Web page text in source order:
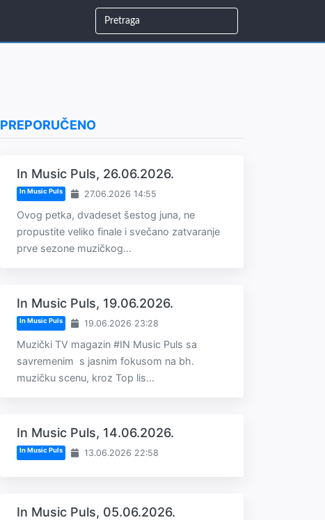
PREPORUČENO
In Music Puls, 26.06.2026.
In Music Puls 27.06.2026 14:55
Ovog petka, dvadeset šestog juna, ne
propustite veliko finale i svečano zatvaranje
prve sezone muzičkog...
In Music Puls, 19.06.2026.
In Music Puls 19.06.2026 23:28
Muzički TV magazin #IN Music Puls sa
savremenim s jasnim fokusom na bh.
muzičku scenu, kroz Top lis...
In Music Puls, 14.06.2026.
In Music Puls 13.06.2026 22:58
In Music Puls, 05.06.2026.